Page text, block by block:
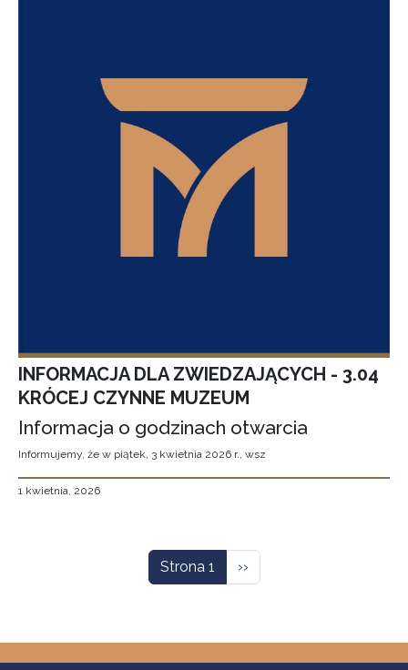
INFORMACJA DLA ZWIEDZAJĄCYCH - 3.04
KRÓCEJ CZYNNE MUZEUM
Informacja o godzinach otwarcia
Informujemy, że w piątek, 3 kwietnia 2026 r., wsz
1 kwietnia, 2026
Strona 1 Następna strona
››